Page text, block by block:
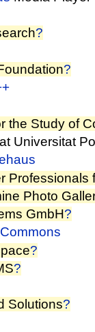
?
?
the Study of
Universitat
Professionals
Photo
GmbH?
?
?
Solutions?